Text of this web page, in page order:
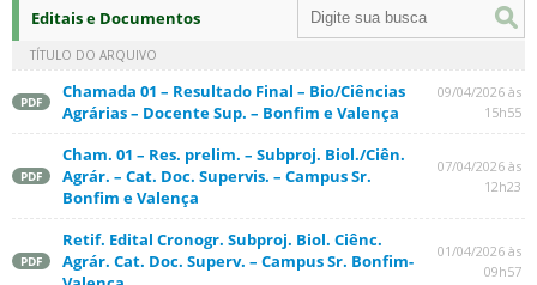
Editais e Documentos
TÍTULO DO ARQUIVO
PDF
Chamada 01 – Resultado Final – Bio/Ciências
Agrárias – Docente Sup. – Bonfim e Valença
09/04/2026 às
15h55
PDF
Cham. 01 – Res. prelim. – Subproj. Biol./Ciên.
Agrár. – Cat. Doc. Supervis. – Campus Sr.
Bonfim e Valença
07/04/2026 às
12h23
PDF
Retif. Edital Cronogr. Subproj. Biol. Ciênc.
Agrár. Cat. Doc. Superv. – Campus Sr. Bonfim-
01/04/2026 às
09h57